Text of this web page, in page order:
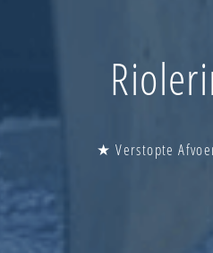
★ Verstopte